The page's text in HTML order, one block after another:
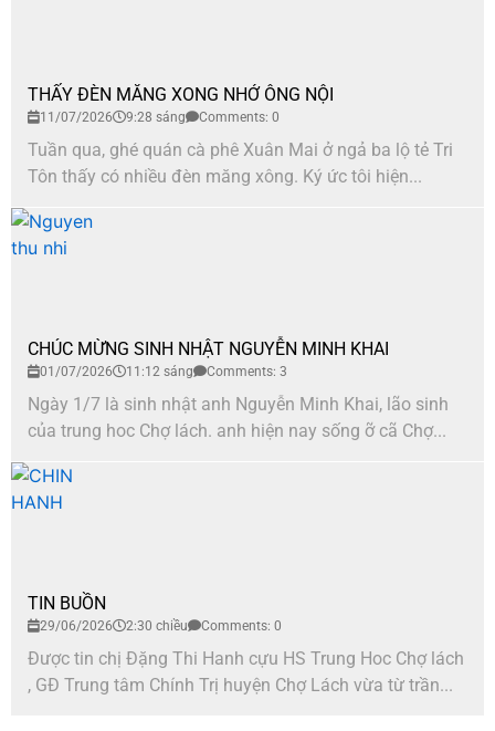
THẤY ĐÈN MĂNG XONG NHỚ ÔNG NỘI
11/07/2026 9:28 sáng Comments: 0
Tuần qua, ghé quán cà phê Xuân Mai ở ngả ba lộ tẻ Tri
Tôn thấy có nhiều đèn măng xông. Ký ức tôi hiện...
CHÚC MỪNG SINH NHẬT NGUYỄN MINH KHAI
01/07/2026 11:12 sáng Comments: 3
Ngày 1/7 là sinh nhật anh Nguyễn Minh Khai, lão sinh
của trung hoc Chợ lách. anh hiện nay sống ỡ cã Chợ...
TIN BUỒN
29/06/2026 2:30 chiều Comments: 0
Được tin chị Đặng Thi Hanh cựu HS Trung Hoc Chợ lách
, GĐ Trung tâm Chính Trị huyện Chợ Lách vừa từ trần...